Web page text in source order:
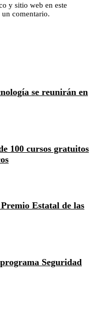
y sitio web en este
comentario.
se reunirán en
100 cursos gratuitos
Estatal de las
Seguridad